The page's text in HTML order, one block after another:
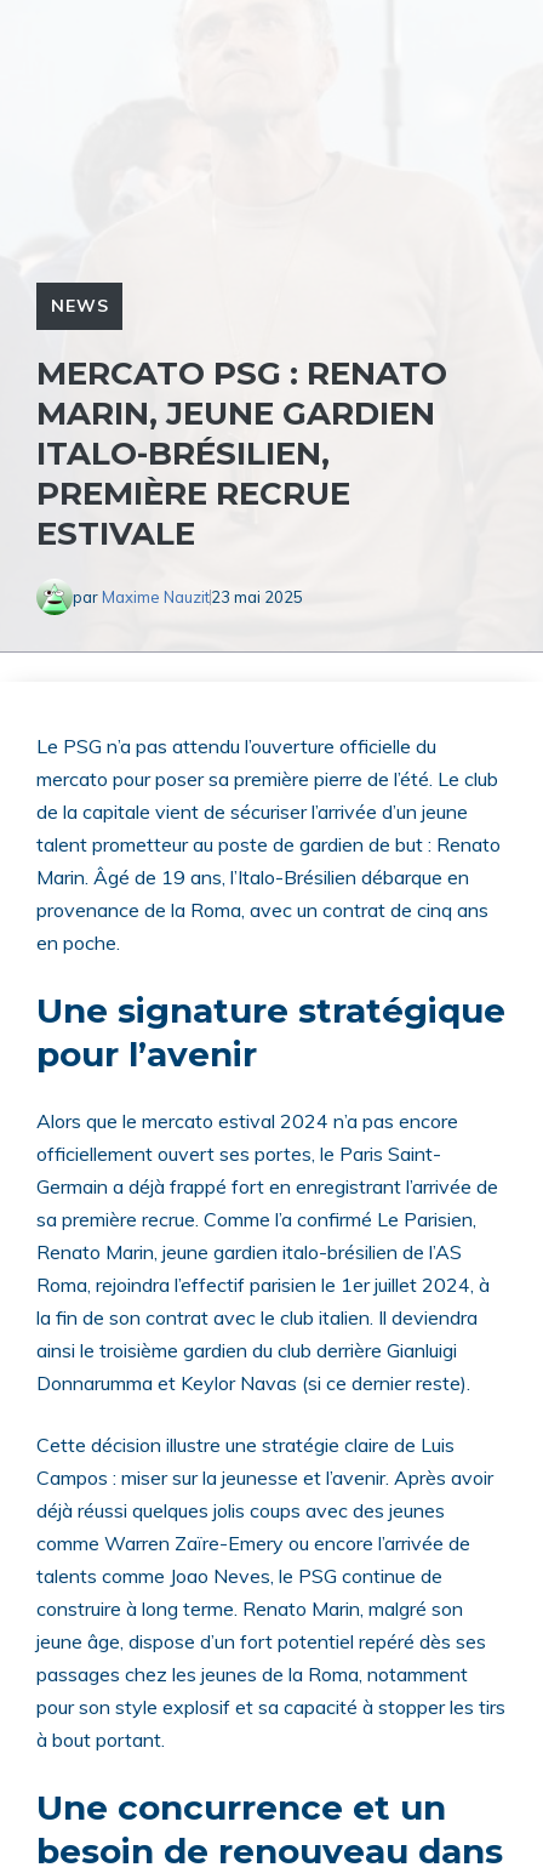
NEWS
MERCATO PSG : RENATO
MARIN, JEUNE GARDIEN
ITALO-BRÉSILIEN,
PREMIÈRE RECRUE
ESTIVALE
par Maxime Nauzit23 mai 2025
Le PSG n’a pas attendu l’ouverture officielle du
mercato pour poser sa première pierre de l’été. Le club
de la capitale vient de sécuriser l’arrivée d’un jeune
talent prometteur au poste de gardien de but : Renato
Marin. Âgé de 19 ans, l’Italo-Brésilien débarque en
provenance de la Roma, avec un contrat de cinq ans
en poche.
Une signature stratégique
pour l’avenir
Alors que le mercato estival 2024 n’a pas encore
officiellement ouvert ses portes, le Paris Saint-
Germain a déjà frappé fort en enregistrant l’arrivée de
sa première recrue. Comme l’a confirmé Le Parisien,
Renato Marin, jeune gardien italo-brésilien de l’AS
Roma, rejoindra l’effectif parisien le 1er juillet 2024, à
la fin de son contrat avec le club italien. Il deviendra
ainsi le troisième gardien du club derrière Gianluigi
Donnarumma et Keylor Navas (si ce dernier reste).
Cette décision illustre une stratégie claire de Luis
Campos : miser sur la jeunesse et l’avenir. Après avoir
déjà réussi quelques jolis coups avec des jeunes
comme Warren Zaïre-Emery ou encore l’arrivée de
talents comme Joao Neves, le PSG continue de
construire à long terme. Renato Marin, malgré son
jeune âge, dispose d’un fort potentiel repéré dès ses
passages chez les jeunes de la Roma, notamment
pour son style explosif et sa capacité à stopper les tirs
à bout portant.
Une concurrence et un
besoin de renouveau dans